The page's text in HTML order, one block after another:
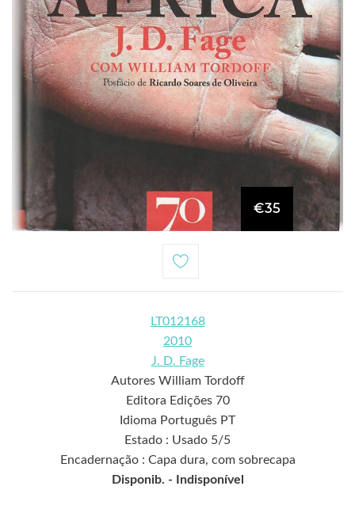
€35
LT012168
2010
J. D. Fage
Autores William Tordoff
Editora Edições 70
Idioma Português PT
Estado : Usado 5/5
Encadernação : Capa dura, com sobrecapa
Disponib. -
Indisponível